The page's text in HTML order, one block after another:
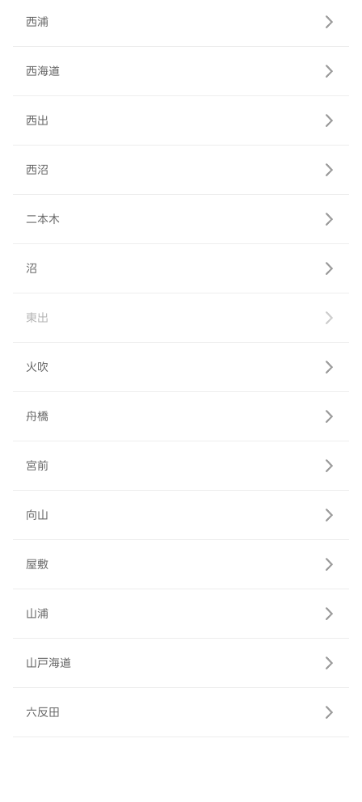
西浦
西海道
西出
西沼
二本木
沼
東出
火吹
舟橋
宮前
向山
屋敷
山浦
山戸海道
六反田